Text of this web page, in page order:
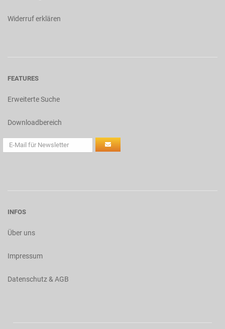
Widerruf erklären
FEATURES
Erweiterte Suche
Downloadbereich
INFOS
Über uns
Impressum
Datenschutz & AGB